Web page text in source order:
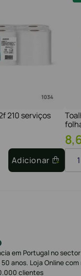
210 serviços
Adicionar
8,
1
em Portugal no
anos. Loja Online com
clientes